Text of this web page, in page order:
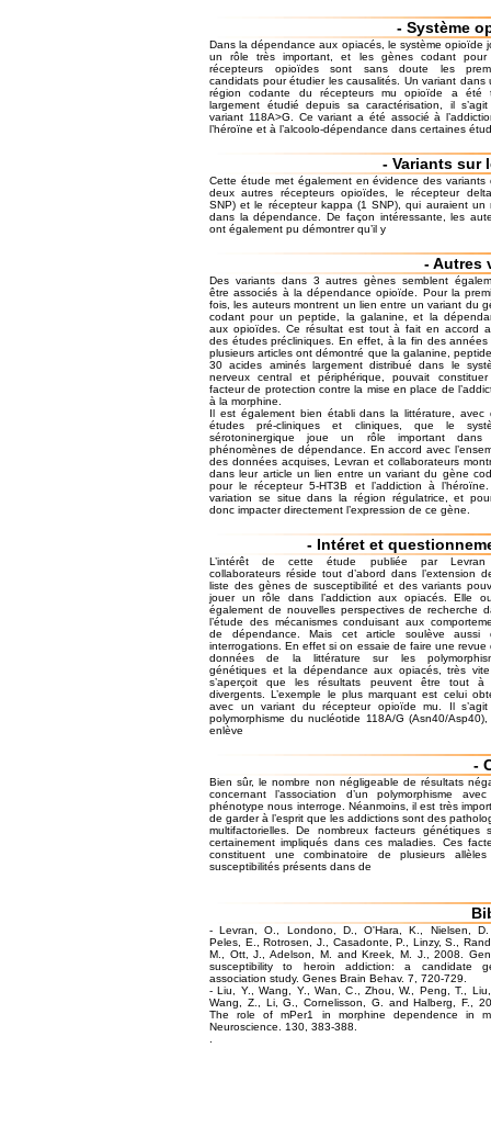
- Système
Dans la dépendance aux opiacés, le système opioïde
un rôle très important, et les gènes codant pour
récepteurs opioïdes sont sans doute les
candidats pour étudier les causalités. Un variant dans
région codante du récepteurs mu opioïde a été
largement étudié depuis sa caractérisation, il
variant 118A>G. Ce variant a été associé à
l’héroïne et à l’alcoolo-dépendance dans certaines
- Variants sur
Cette étude met également en évidence des variants
deux autres récepteurs opioïdes, le récepteur
SNP) et le récepteur kappa (1 SNP), qui auraient un
dans la dépendance. De façon intéressante, les
ont également pu démontrer qu’il y
- Autres
Des variants dans 3 autres gènes semblent
être associés à la dépendance opioïde. Pour la
fois, les auteurs montrent un lien entre un variant du
codant pour un peptide, la galanine, et la
aux opioïdes. Ce résultat est tout à fait en accord
des études précliniques. En effet, à la fin des années
plusieurs articles ont démontré que la galanine,
30 acides aminés largement distribué dans le
nerveux central et périphérique, pouvait
facteur de protection contre la mise en place de
à la morphine.
Il est également bien établi dans la littérature, avec
études pré-cliniques et cliniques, que le
sérotoninergique joue un rôle important dans
phénomènes de dépendance. En accord avec
des données acquises, Levran et collaborateurs
dans leur article un lien entre un variant du gène
pour le récepteur 5-HT3B et l’addiction à
variation se situe dans la région régulatrice, et
donc impacter directement l’expression de ce gène.
- Intéret et
L’intérêt de cette étude publiée par
collaborateurs réside tout d’abord dans l’extension
liste des gènes de susceptibilité et des variants
jouer un rôle dans l’addiction aux opiacés. Elle
également de nouvelles perspectives de recherche
l’étude des mécanismes conduisant aux
de dépendance. Mais cet article soulève aussi
interrogations. En effet si on essaie de faire une revue
données de la littérature sur les
génétiques et la dépendance aux opiacés, très
s’aperçoit que les résultats peuvent être tout à
divergents. L’exemple le plus marquant est celui
avec un variant du récepteur opioïde mu. Il
polymorphisme du nucléotide 118A/G (Asn40/
enlève
-
Bien sûr, le nombre non négligeable de résultats
concernant l’association d’un polymorphisme
phénotype nous interroge. Néanmoins, il est très
de garder à l’esprit que les addictions sont des
multifactorielles. De nombreux facteurs génétiques
certainement impliqués dans ces maladies. Ces
constituent une combinatoire de plusieurs
susceptibilités présents dans de
- Levran, O., Londono, D., O'Hara, K., Nielsen,
Peles, E., Rotrosen, J., Casadonte, P., Linzy, S.,
M., Ott, J., Adelson, M. and Kreek, M. J., 2008.
susceptibility to heroin addiction: a candidate
association study. Genes Brain Behav. 7, 720-729.
- Liu, Y., Wang, Y., Wan, C., Zhou, W., Peng, T.,
Wang, Z., Li, G., Cornelisson, G. and Halberg, F.,
The role of mPer1 in morphine dependence in
Neuroscience. 130, 383-388.